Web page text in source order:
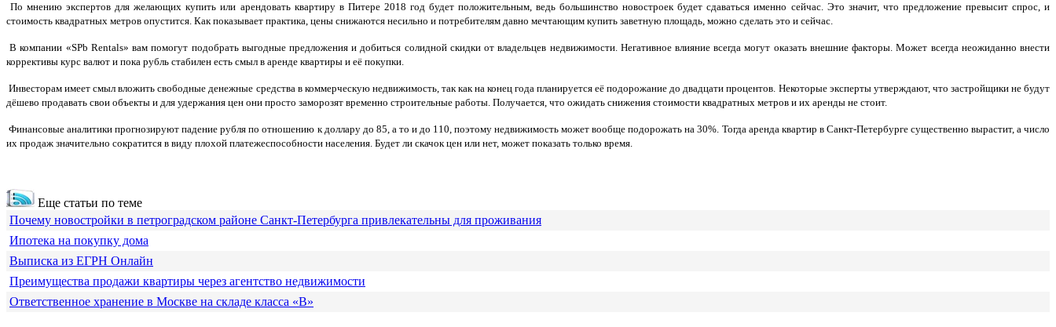
По мнению экспертов для желающих купить или арендовать квартиру в Питере 2018 год будет положительным, ведь большинство новостроек будет сдаваться именно сейчас. Это значит, что предложение превысит спрос, и
стоимость квадратных метров опустится. Как показывает практика, цены снижаются несильно и потребителям давно мечтающим купить заветную площадь, можно сделать это и сейчас.
В компании «SPb Rentals» вам помогут подобрать выгодные предложения и добиться солидной скидки от владельцев недвижимости. Негативное влияние всегда могут оказать внешние факторы. Может всегда неожиданно внести
коррективы курс валют и пока рубль стабилен есть смыл в аренде квартиры и её покупки.
Инвесторам имеет смыл вложить свободные денежные средства в коммерческую недвижимость, так как на конец года планируется её подорожание до двадцати процентов. Некоторые эксперты утверждают, что застройщики не будут
дёшево продавать свои объекты и для удержания цен они просто заморозят временно строительные работы. Получается, что ожидать снижения стоимости квадратных метров и их аренды не стоит.
Финансовые аналитики прогнозируют падение рубля по отношению к доллару до 85, а то и до 110, поэтому недвижимость может вообще подорожать на 30%. Тогда аренда квартир в Санкт-Петербурге существенно вырастит, а число
их продаж значительно сократится в виду плохой платежеспособности населения. Будет ли скачок цен или нет, может показать только время.
Еще статьи по теме
Почему новостройки в петроградском районе Санкт-Петербурга привлекательны для проживания
Ипотека на покупку дома
Выписка из ЕГРН Онлайн
Преимущества продажи квартиры через агентство недвижимости
Ответственное хранение в Москве на складе класса «В»